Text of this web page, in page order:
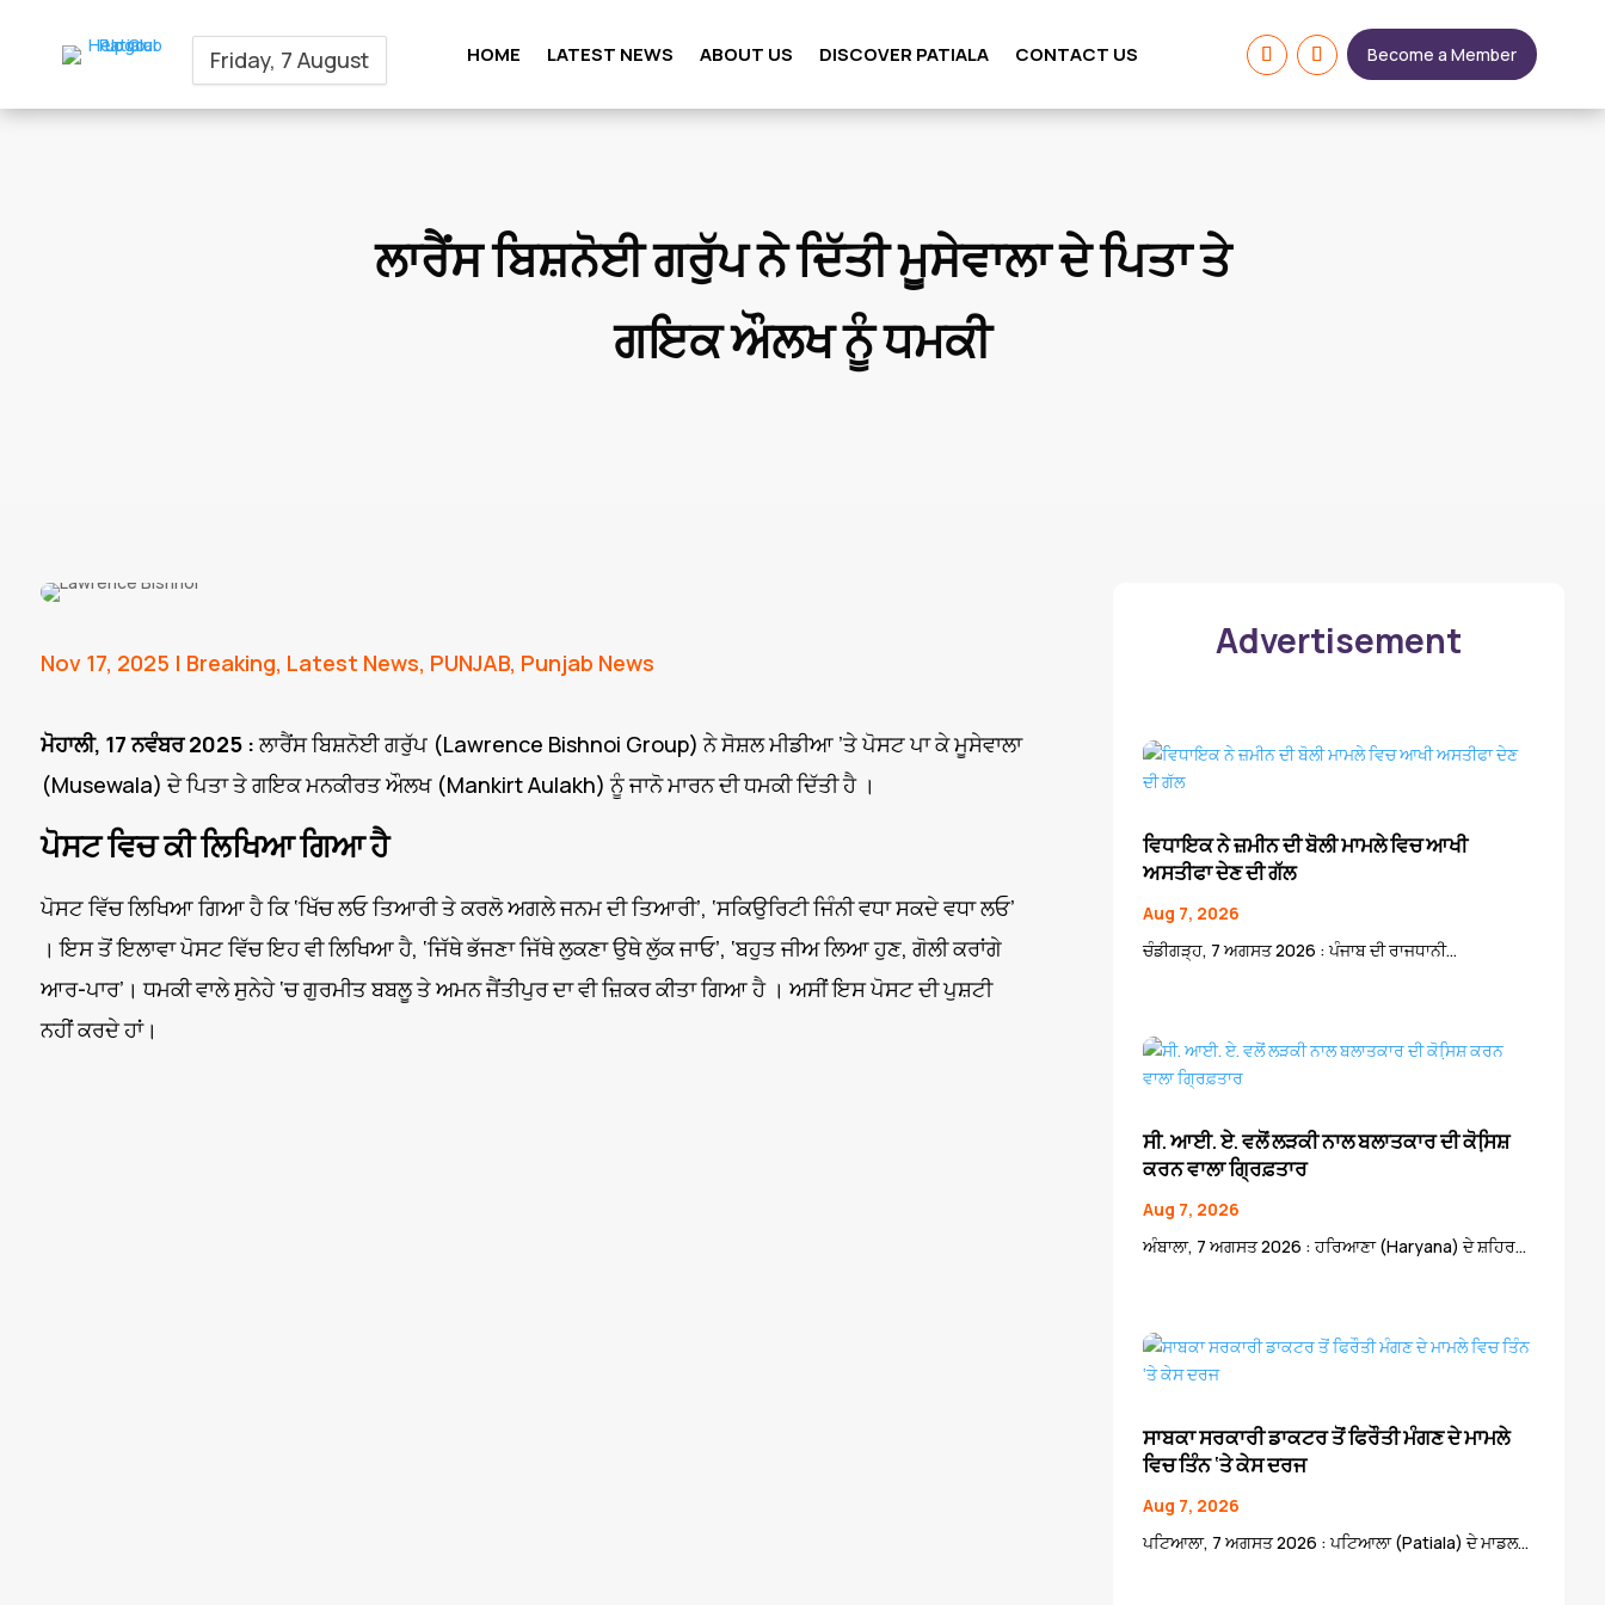
Friday, 7 August HOME LATEST NEWS ABOUT US DISCOVER PATIALA CONTACT US Become a Member
ਲਾਰੈਂਸ ਬਿਸ਼ਨੋਈ ਗਰੁੱਪ ਨੇ ਦਿੱਤੀ ਮੂਸੇਵਾਲਾ ਦੇ ਪਿਤਾ ਤੇ
ਗਇਕ ਔਲਖ ਨੂੰ ਧਮਕੀ
Nov 17, 2025 | Breaking, Latest News, PUNJAB, Punjab News
ਮੋਹਾਲੀ, 17 ਨਵੰਬਰ 2025 :ਲਾਰੈਂਸ ਬਿਸ਼ਨੋਈ ਗਰੁੱਪ (Lawrence Bishnoi Group) ਨੇ ਸੋਸ਼ਲ ਮੀਡੀਆ ’ਤੇ ਪੋਸਟ ਪਾ ਕੇ ਮੂਸੇਵਾਲਾ
(Musewala) ਦੇ ਪਿਤਾ ਤੇ ਗਇਕ ਮਨਕੀਰਤ ਔਲਖ (Mankirt Aulakh) ਨੂੰ ਜਾਨੋ ਮਾਰਨ ਦੀ ਧਮਕੀ ਦਿੱਤੀ ਹੈ ।
ਪੋਸਟ ਵਿਚ ਕੀ ਲਿਖਿਆ ਗਿਆ ਹੈ
ਪੋਸਟ ਵਿੱਚ ਲਿਖਿਆ ਗਿਆ ਹੈ ਕਿ ‘ਖਿੱਚ ਲਓ ਤਿਆਰੀ ਤੇ ਕਰਲੋ ਅਗਲੇ ਜਨਮ ਦੀ ਤਿਆਰੀ’, ‘ਸਕਿਉਰਿਟੀ ਜਿੰਨੀ ਵਧਾ ਸਕਦੇ ਵਧਾ ਲਓ’
। ਇਸ ਤੋਂ ਇਲਾਵਾ ਪੋਸਟ ਵਿੱਚ ਇਹ ਵੀ ਲਿਖਿਆ ਹੈ, ‘ਜਿੱਥੇ ਭੱਜਣਾ ਜਿੱਥੇ ਲੁਕਣਾ ਉਥੇ ਲੁੱਕ ਜਾਓ’, ‘ਬਹੁਤ ਜੀਅ ਲਿਆ ਹੁਣ, ਗੋਲੀ ਕਰਾਂਗੇ
ਆਰ-ਪਾਰ’। ਧਮਕੀ ਵਾਲੇ ਸੁਨੇਹੇ ‘ਚ ਗੁਰਮੀਤ ਬਬਲੂ ਤੇ ਅਮਨ ਜੈਂਤੀਪੁਰ ਦਾ ਵੀ ਜ਼ਿਕਰ ਕੀਤਾ ਗਿਆ ਹੈ । ਅਸੀਂ ਇਸ ਪੋਸਟ ਦੀ ਪੁਸ਼ਟੀ
ਨਹੀਂ ਕਰਦੇ ਹਾਂ।
Advertisement
ਵਿਧਾਇਕ ਨੇ ਜ਼ਮੀਨ ਦੀ ਬੋਲੀ ਮਾਮਲੇ ਵਿਚ ਆਖੀ
ਅਸਤੀਫਾ ਦੇਣ ਦੀ ਗੱਲ
Aug 7, 2026
ਚੰਡੀਗੜ੍ਹ, 7 ਅਗਸਤ 2026 : ਪੰਜਾਬ ਦੀ ਰਾਜਧਾਨੀ...
ਸੀ. ਆਈ. ਏ. ਵਲੋਂ ਲੜਕੀ ਨਾਲ ਬਲਾਤਕਾਰ ਦੀ ਕੋਸਿ਼ਸ਼
ਕਰਨ ਵਾਲਾ ਗ੍ਰਿਫ਼ਤਾਰ
Aug 7, 2026
ਅੰਬਾਲਾ, 7 ਅਗਸਤ 2026 : ਹਰਿਆਣਾ (Haryana) ਦੇ ਸ਼ਹਿਰ...
ਸਾਬਕਾ ਸਰਕਾਰੀ ਡਾਕਟਰ ਤੋਂ ਫਿਰੌਤੀ ਮੰਗਣ ਦੇ ਮਾਮਲੇ
ਵਿਚ ਤਿੰਨ ‘ਤੇ ਕੇਸ ਦਰਜ
Aug 7, 2026
ਪਟਿਆਲਾ, 7 ਅਗਸਤ 2026 : ਪਟਿਆਲਾ (Patiala) ਦੇ ਮਾਡਲ...